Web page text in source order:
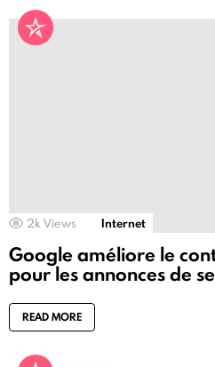
2k Views Internet
Google améliore le
pour les annonces de
READ MORE